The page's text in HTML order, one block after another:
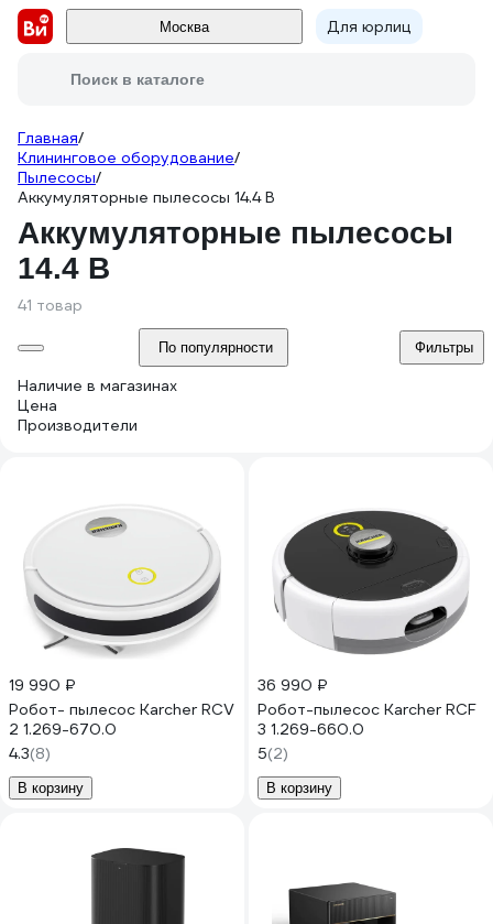
Москва Для юрлиц
Поиск в каталоге
Главная/
Клининговое оборудование/
Пылесосы/
Аккумуляторные пылесосы 14.4 В
Аккумуляторные пылесосы
14.4 В
41 товар
По популярности Фильтры
Наличие в магазинах
Цена
Производители
19 990 ₽
Робот- пылесос Karcher RCV
2 1.269-670.0
4.3(8)
В корзину
36 990 ₽
Робот-пылесос Karcher RCF
3 1.269-660.0
5(2)
В корзину